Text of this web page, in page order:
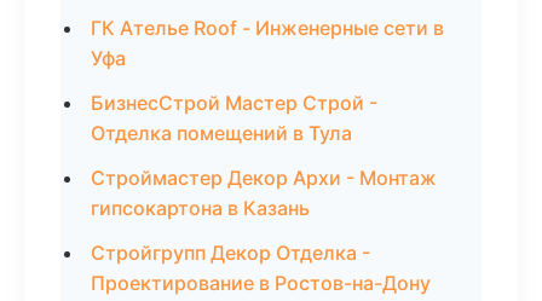
ГК Ателье Roof - Инженерные сети в
Уфа
БизнесСтрой Мастер Строй -
Отделка помещений в Тула
Строймастер Декор Архи - Монтаж
гипсокартона в Казань
Стройгрупп Декор Отделка -
Проектирование в Ростов-на-Дону